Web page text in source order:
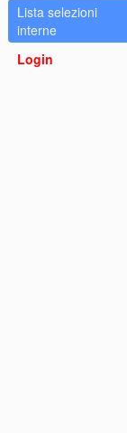
Lista selezioni
interne
Login